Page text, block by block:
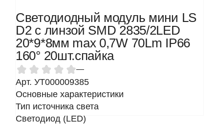
Светодиодный модуль мини LS
D2 с линзой SMD 2835/2LED
20*9*8мм max 0,7W 70Lm IP66
160° 20шт.спайка
—
Арт. УТ000009385
Основные характеристики
Тип источника света
Светодиод (LED)